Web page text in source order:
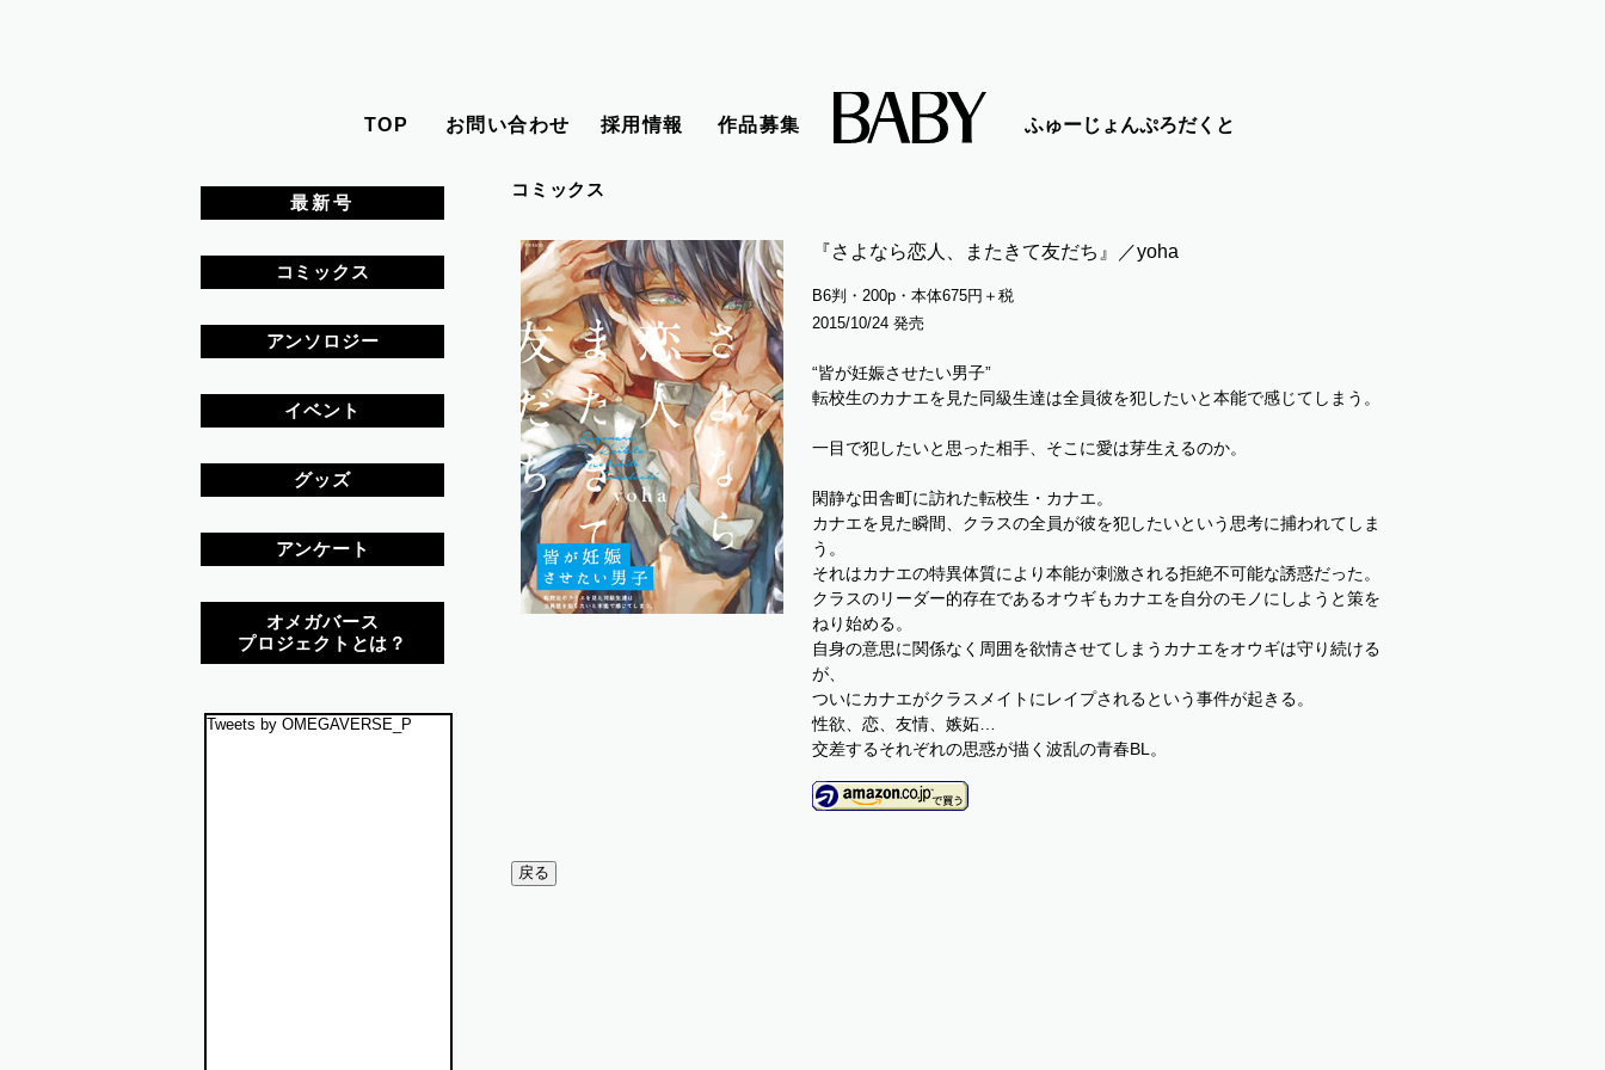
TOP お問い合わせ 採用情報 作品募集 ふゅーじょんぷろだくと
コミックス
『さよなら恋人、またきて友だち』／yoha
B6判・200p・本体675円＋税
2015/10/24 発売
“皆が妊娠させたい男子”
転校生のカナエを見た同級生達は全員彼を犯したいと本能で感じてしまう。
一目で犯したいと思った相手、そこに愛は芽生えるのか。
閑静な田舎町に訪れた転校生・カナエ。
カナエを見た瞬間、クラスの全員が彼を犯したいという思考に捕われてしま
う。
それはカナエの特異体質により本能が刺激される拒絶不可能な誘惑だった。
クラスのリーダー的存在であるオウギもカナエを自分のモノにしようと策を
ねり始める。
自身の意思に関係なく周囲を欲情させてしまうカナエをオウギは守り続ける
が、
ついにカナエがクラスメイトにレイプされるという事件が起きる。
性欲、恋、友情、嫉妬…
交差するそれぞれの思惑が描く波乱の青春BL。
最新号
コミックス
アンソロジー
イベント
グッズ
アンケート
オメガバース
プロジェクトとは？
Tweets by OMEGAVERSE_P